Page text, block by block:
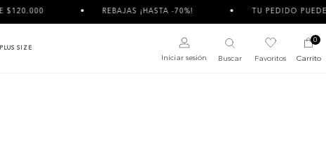
REBAJAS ¡HASTA -70%! TU PEDIDO PUEDE LLEGAR
PLUS SIZE
Iniciar sesión Buscar Favoritos
0
Carrito